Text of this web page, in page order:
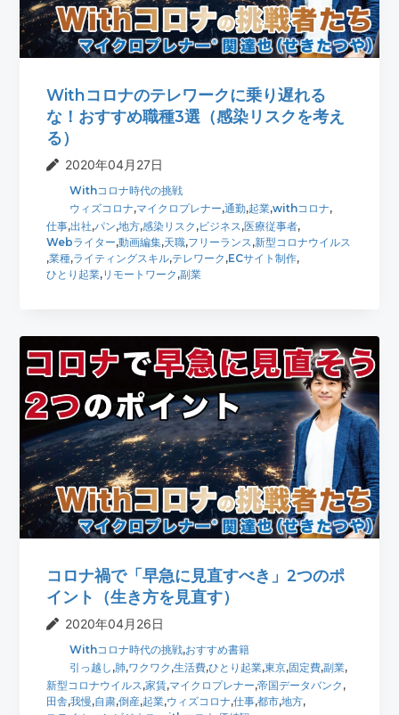
Withコロナのテレワークに乗り遅れる
な！おすすめ職種3選（感染リスクを考え
る）
2020年04月27日
Withコロナ時代の挑戦
ウィズコロナ,マイクロプレナー,通勤,起業,withコロナ,
仕事,出社,パン,地方,感染リスク ,ビジネス,医療従事者,
Webライター,動画編集,天職,フリーランス,新型コロナウイルス
,業種,ライティングスキル,テレワーク ,ECサイト制作,
ひとり起業,リモートワーク ,副業
コロナ禍で「早急に見直すべき」2つのポ
イント（生き方を見直す）
2020年04月26日
Withコロナ時代の挑戦,おすすめ書籍
引っ越し ,肺,ワクワク ,生活費,ひとり起業,東京,固定費,副業,
新型コロナウイルス ,家賃,マイクロプレナー,帝国データバンク ,
田舎,我慢,自粛,倒産,起業,ウィズコロナ,仕事,都市,地方,